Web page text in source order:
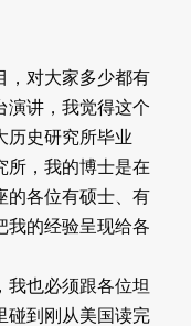
，对大家多少都有
演讲，我觉得这个
历史研究所毕业
所，我的博士是在
的各位有硕士、有
我的经验呈现给各
我也必须跟各位坦
碰到刚从美国读完